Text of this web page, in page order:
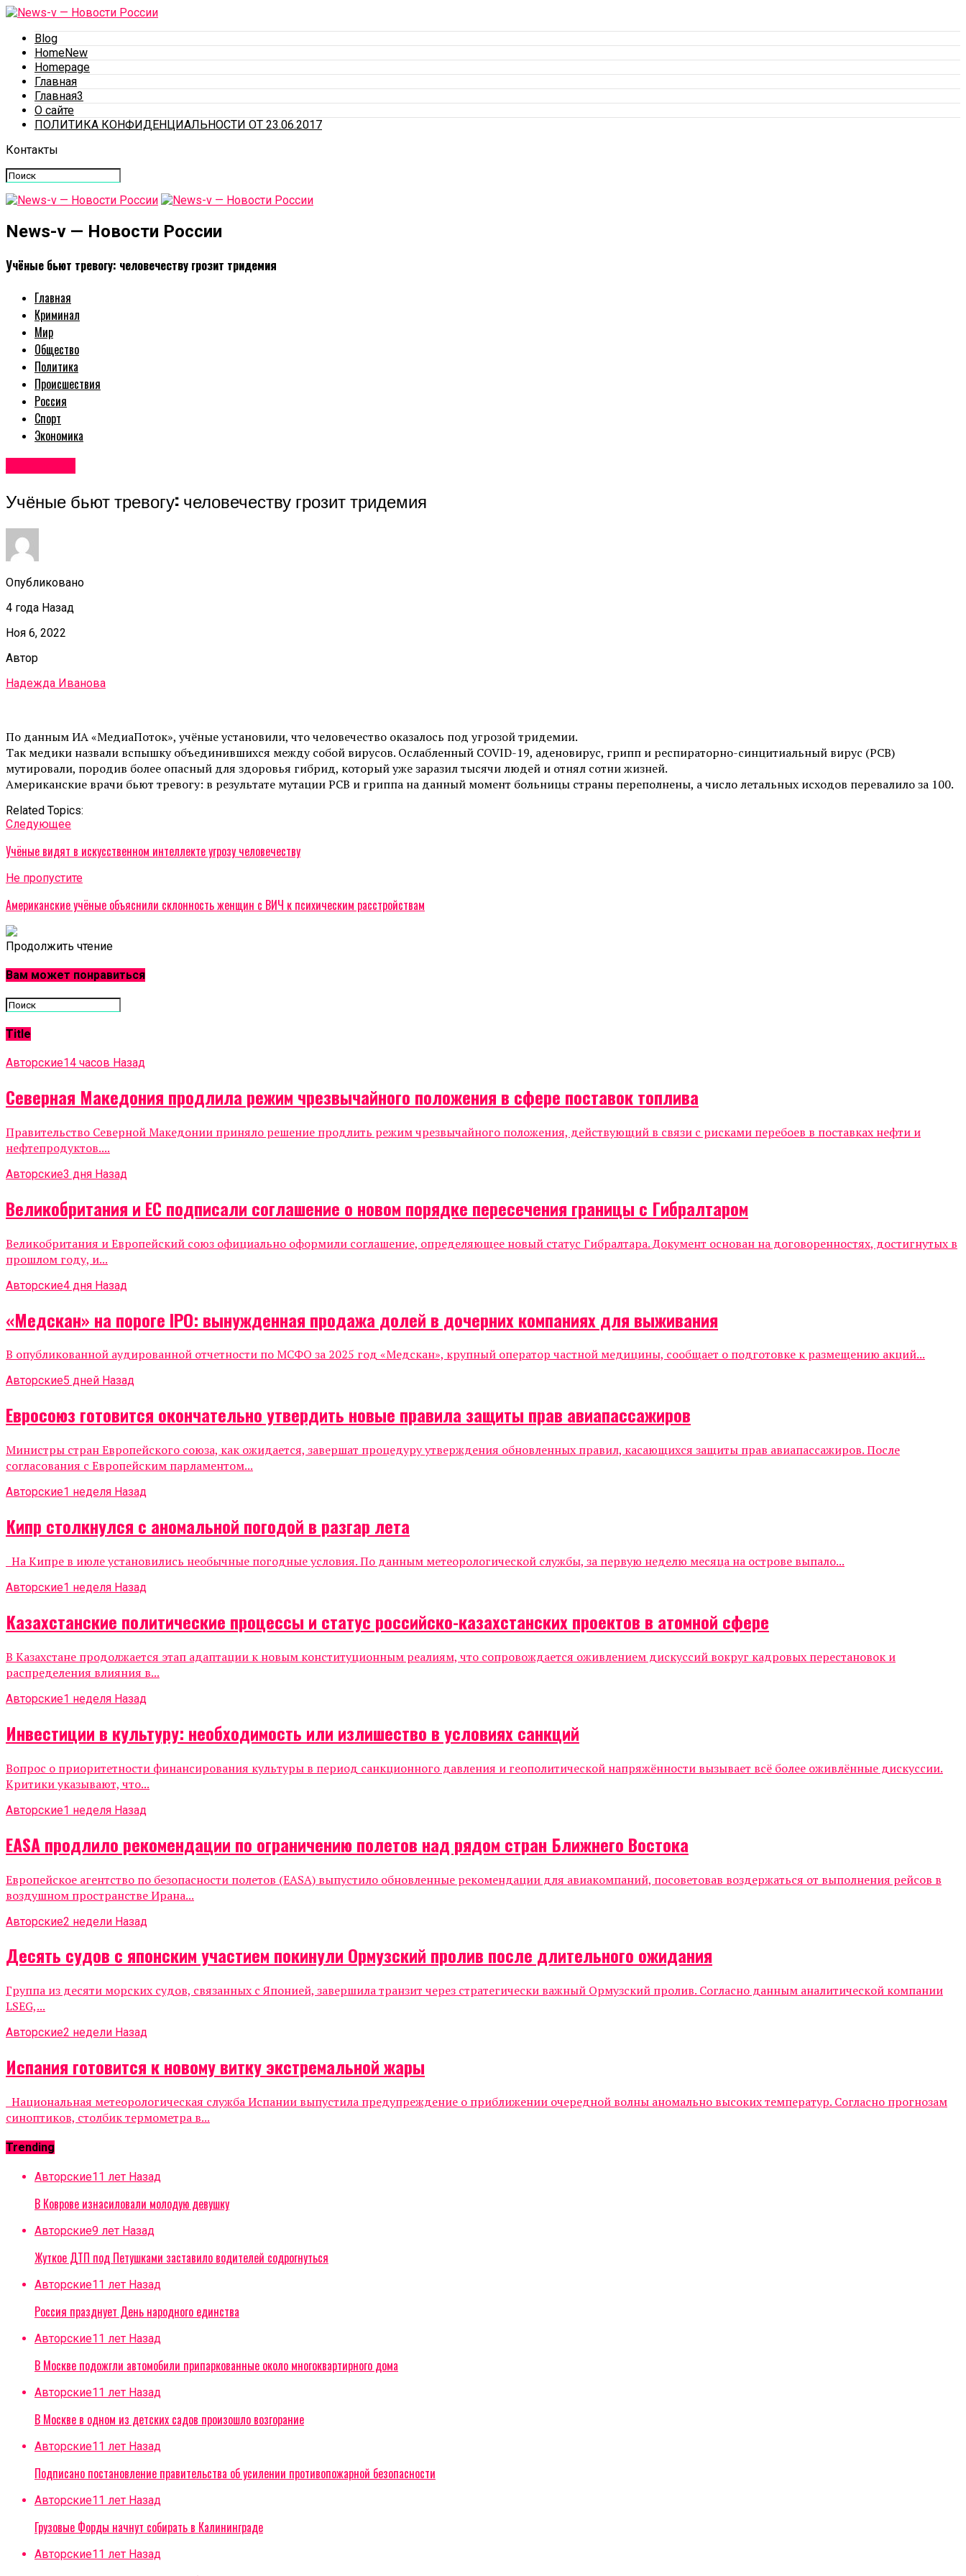
Blog
HomeNew
Homepage
Главная
Главная3
О сайте
ПОЛИТИКА КОНФИДЕНЦИАЛЬНОСТИ ОТ 23.06.2017
Контакты
News-v — Новости России
Учёные бьют тревогу: человечеству грозит тридемия
Главная
Криминал
Мир
Общество
Политика
Происшествия
Россия
Спорт
Экономика
Учёные бьют тревогу: человечеству грозит тридемия
Опубликовано
4 года Назад
Ноя 6, 2022
Автор
Надежда Иванова
По данным ИА «МедиаПоток», учёные установили, что человечество оказалось под угрозой тридемии.
Так медики назвали вспышку объединившихся между собой вирусов. Ослабленный COVID-19, аденовирус, грипп и респираторно-синцитиальный вирус (РСВ)
мутировали, породив более опасный для здоровья гибрид, который уже заразил тысячи людей и отнял сотни жизней.
Американские врачи бьют тревогу: в результате мутации РСВ и гриппа на данный момент больницы страны переполнены, а число летальных исходов перевалило за 100.
Related Topics:
Cледующее
Учёные видят в искусственном интеллекте угрозу человечеству
Не пропустите
Американские учёные объяснили склонность женщин с ВИЧ к психическим расстройствам
Продолжить чтение
Вам может понравиться
Title
Авторские14 часов Назад
Северная Македония продлила режим чрезвычайного положения в сфере поставок топлива
Правительство Северной Македонии приняло решение продлить режим чрезвычайного положения, действующий в связи с рисками перебоев в поставках нефти и
нефтепродуктов....
Авторские3 дня Назад
Великобритания и ЕС подписали соглашение о новом порядке пересечения границы с Гибралтаром
Великобритания и Европейский союз официально оформили соглашение, определяющее новый статус Гибралтара. Документ основан на договоренностях, достигнутых в
прошлом году, и...
Авторские4 дня Назад
«Медскан» на пороге IPO: вынужденная продажа долей в дочерних компаниях для выживания
В опубликованной аудированной отчетности по МСФО за 2025 год «Медскан», крупный оператор частной медицины, сообщает о подготовке к размещению акций...
Авторские5 дней Назад
Евросоюз готовится окончательно утвердить новые правила защиты прав авиапассажиров
Министры стран Европейского союза, как ожидается, завершат процедуру утверждения обновленных правил, касающихся защиты прав авиапассажиров. После
согласования с Европейским парламентом...
Авторские1 неделя Назад
Кипр столкнулся с аномальной погодой в разгар лета
На Кипре в июле установились необычные погодные условия. По данным метеорологической службы, за первую неделю месяца на острове выпало...
Авторские1 неделя Назад
Казахстанские политические процессы и статус российско-казахстанских проектов в атомной сфере
В Казахстане продолжается этап адаптации к новым конституционным реалиям, что сопровождается оживлением дискуссий вокруг кадровых перестановок и
распределения влияния в...
Авторские1 неделя Назад
Инвестиции в культуру: необходимость или излишество в условиях санкций
Вопрос о приоритетности финансирования культуры в период санкционного давления и геополитической напряжённости вызывает всё более оживлённые дискуссии.
Критики указывают, что...
Авторские1 неделя Назад
EASA продлило рекомендации по ограничению полетов над рядом стран Ближнего Востока
Европейское агентство по безопасности полетов (EASA) выпустило обновленные рекомендации для авиакомпаний, посоветовав воздержаться от выполнения рейсов в
воздушном пространстве Ирана...
Авторские2 недели Назад
Десять судов с японским участием покинули Ормузский пролив после длительного ожидания
Группа из десяти морских судов, связанных с Японией, завершила транзит через стратегически важный Ормузский пролив. Согласно данным аналитической компании
LSEG,...
Авторские2 недели Назад
Испания готовится к новому витку экстремальной жары
Национальная метеорологическая служба Испании выпустила предупреждение о приближении очередной волны аномально высоких температур. Согласно прогнозам
синоптиков, столбик термометра в...
Trending
Авторские11 лет Назад
В Коврове изнасиловали молодую девушку
Авторские9 лет Назад
Жуткое ДТП под Петушками заставило водителей содрогнуться
Авторские11 лет Назад
Россия празднует День народного единства
Авторские11 лет Назад
В Москве подожгли автомобили припаркованные около многоквартирного дома
Авторские11 лет Назад
В Москве в одном из детских садов произошло возгорание
Авторские11 лет Назад
Подписано постановление правительства об усилении противопожарной безопасности
Авторские11 лет Назад
Грузовые Форды начнут собирать в Калининграде
Авторские11 лет Назад